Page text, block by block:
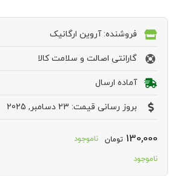
فروشنده: آروین ارگانیک
گارانتی اصالت و سلامت کالا
آماده ارسال
بروز رسانی قیمت: 23 دسامبر, 2025
130,000 تومان
ناموجود
ناموجود